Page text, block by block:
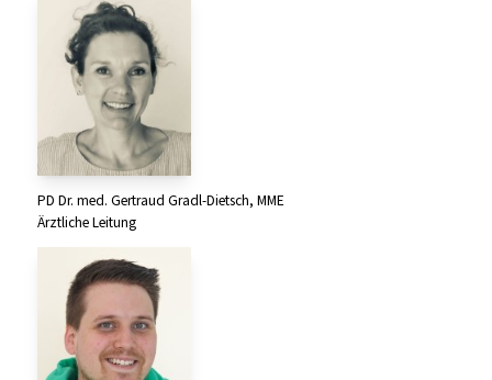
PD Dr. med. Gertraud Gradl-Dietsch, MME
Ärztliche Leitung